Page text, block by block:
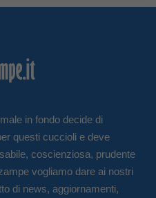
in fondo decide di
questi cuccioli e deve
coscienziosa, prudente
vogliamo dare ai nostri
di news, aggiornamenti,